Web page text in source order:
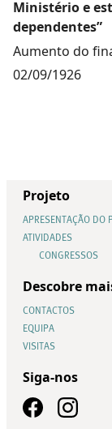
Ministério e
dependentes”
Aumento do
02/09/1926
Projeto
APRESENTAÇÃO DO
ATIVIDADES
CONGRESSOS
Descobre
CONTACTOS
EQUIPA
VISITAS
Siga-nos